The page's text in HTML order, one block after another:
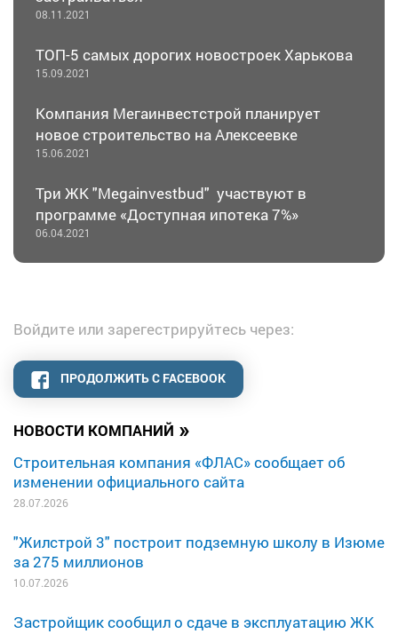
НОВОСТИ КОМПАНИЙ »
Строительная компания «ФЛАС» сообщает об
изменении официального сайта
28.07.2026
"Жилстрой 3" построит подземную школу в Изюме
за 275 миллионов
10.07.2026
Застройщик сообщил о сдаче в эксплуатацию ЖК
08.11.2021
ТОП-5 самых дорогих новостроек Харькова
15.09.2021
Компания Мегаинвестстрой планирует
новое строительство на Алексеевке
15.06.2021
Три ЖК "Megainvestbud" участвуют в
программе «Доступная ипотека 7%»
06.04.2021
Войдите или зарегестрируйтесь через:
ПРОДОЛЖИТЬ С FACEBOOK